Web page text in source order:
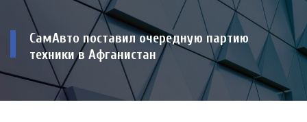
СамАвто поставил очередную партию
техники в Афганистан